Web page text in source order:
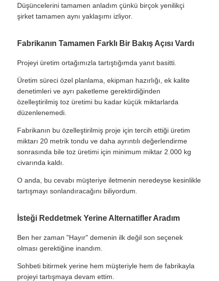
Düşüncelerini tamamen anladım çünkü birçok yenilikçi
şirket tamamen aynı yaklaşımı izliyor.
Fabrikanın Tamamen Farklı Bir Bakış Açısı Vardı
Projeyi üretim ortağımızla tartıştığımda yanıt basitti.
Üretim süreci özel planlama, ekipman hazırlığı, ek kalite
denetimleri ve ayrı paketleme gerektirdiğinden
özelleştirilmiş toz üretimi bu kadar küçük miktarlarda
düzenlenemedi.
Fabrikanın bu özelleştirilmiş proje için tercih ettiği üretim
miktarı 20 metrik tondu ve daha ayrıntılı değerlendirme
sonrasında bile toz üretimi için minimum miktar 2.000 kg
civarında kaldı.
O anda, bu cevabı müşteriye iletmenin neredeyse kesinlikle
tartışmayı sonlandıracağını biliyordum.
İsteği Reddetmek Yerine Alternatifler Aradım
Ben her zaman "Hayır" demenin ilk değil son seçenek
olması gerektiğine inandım.
Sohbeti bitirmek yerine hem müşteriyle hem de fabrikayla
projeyi tartışmaya devam ettim.